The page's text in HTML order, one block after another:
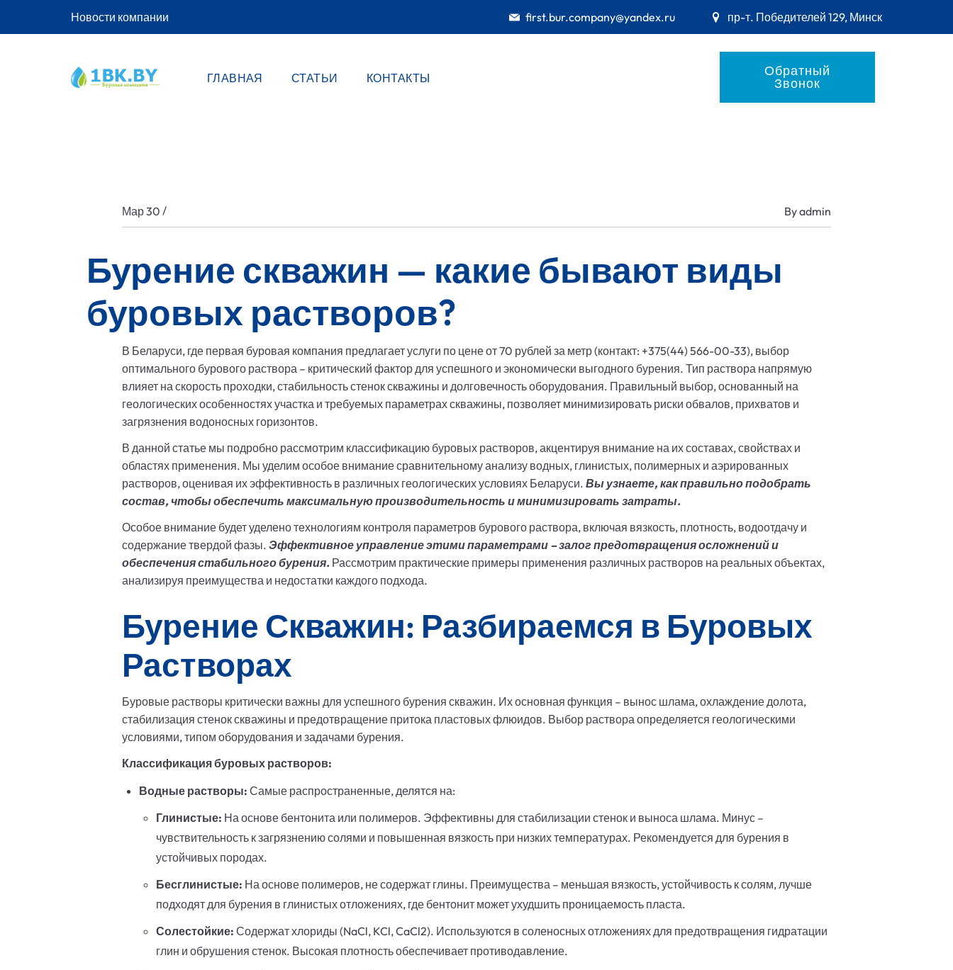
Новости компании first.bur.company@yandex.ru пр-т. Победителей 129, Минск
ГЛАВНАЯ СТАТЬИ КОНТАКТЫ Обратный
Звонок
Мар 30 / Byadmin
Бурение скважин — какие бывают виды
буровых растворов?
В Беларуси, где первая буровая компания предлагает услуги по цене от 70 рублей за метр (контакт: +375(44) 566-00-33), выбор
оптимального бурового раствора – критический фактор для успешного и экономически выгодного бурения. Тип раствора напрямую
влияет на скорость проходки, стабильность стенок скважины и долговечность оборудования. Правильный выбор, основанный на
геологических особенностях участка и требуемых параметрах скважины, позволяет минимизировать риски обвалов, прихватов и
загрязнения водоносных горизонтов.
В данной статье мы подробно рассмотрим классификацию буровых растворов, акцентируя внимание на их составах, свойствах и
областях применения. Мы уделим особое внимание сравнительному анализу водных, глинистых, полимерных и аэрированных
растворов, оценивая их эффективность в различных геологических условиях Беларуси. Вы узнаете, как правильно подобрать
состав, чтобы обеспечить максимальную производительность и минимизировать затраты.
Особое внимание будет уделено технологиям контроля параметров бурового раствора, включая вязкость, плотность, водоотдачу и
содержание твердой фазы. Эффективное управление этими параметрами – залог предотвращения осложнений и
обеспечения стабильного бурения. Рассмотрим практические примеры применения различных растворов на реальных объектах,
анализируя преимущества и недостатки каждого подхода.
Бурение Скважин: Разбираемся в Буровых
Растворах
Буровые растворы критически важны для успешного бурения скважин. Их основная функция – вынос шлама, охлаждение долота,
стабилизация стенок скважины и предотвращение притока пластовых флюидов. Выбор раствора определяется геологическими
условиями, типом оборудования и задачами бурения.
Классификация буровых растворов:
Водные растворы: Самые распространенные, делятся на:
Глинистые: На основе бентонита или полимеров. Эффективны для стабилизации стенок и выноса шлама. Минус –
чувствительность к загрязнению солями и повышенная вязкость при низких температурах. Рекомендуется для бурения в
устойчивых породах.
Бесглинистые: На основе полимеров, не содержат глины. Преимущества – меньшая вязкость, устойчивость к солям, лучше
подходят для бурения в глинистых отложениях, где бентонит может ухудшить проницаемость пласта.
Солестойкие: Содержат хлориды (NaCl, KCl, CaCl2). Используются в соленосных отложениях для предотвращения гидратации
глин и обрушения стенок. Высокая плотность обеспечивает противодавление.